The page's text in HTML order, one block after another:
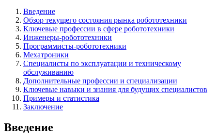
Введение
Обзор текущего состояния рынка робототехники
Ключевые профессии в сфере робототехники
Инженеры-робототехники
Программисты-робототехники
Мехатроники
Специалисты по эксплуатации и техническому
обслуживанию
Дополнительные профессии и специализации
Ключевые навыки и знания для будущих специалистов
Примеры и статистика
Заключение
Введение